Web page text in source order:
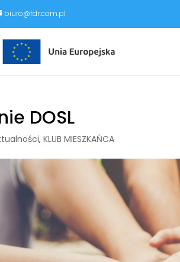
biuro@fdr.com.pl
DOSL
,KLUB MIESZKAŃCA